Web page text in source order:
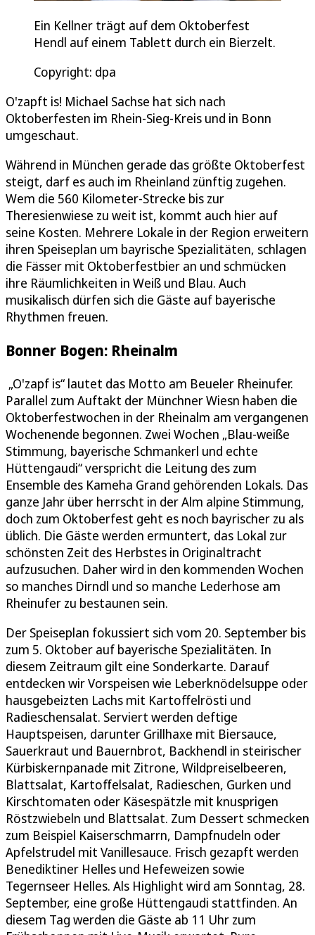
Ein Kellner trägt auf dem Oktoberfest
Hendl auf einem Tablett durch ein Bierzelt.
Copyright: dpa
O'zapft is! Michael Sachse hat sich nach
Oktoberfesten im Rhein-Sieg-Kreis und in Bonn
umgeschaut.
Während in München gerade das größte Oktoberfest
steigt, darf es auch im Rheinland zünftig zugehen.
Wem die 560 Kilometer-Strecke bis zur
Theresienwiese zu weit ist, kommt auch hier auf
seine Kosten. Mehrere Lokale in der Region erweitern
ihren Speiseplan um bayrische Spezialitäten, schlagen
die Fässer mit Oktoberfestbier an und schmücken
ihre Räumlichkeiten in Weiß und Blau. Auch
musikalisch dürfen sich die Gäste auf bayerische
Rhythmen freuen.
Bonner Bogen: Rheinalm
„O'zapf is“ lautet das Motto am Beueler Rheinufer.
Parallel zum Auftakt der Münchner Wiesn haben die
Oktoberfestwochen in der Rheinalm am vergangenen
Wochenende begonnen. Zwei Wochen „Blau-weiße
Stimmung, bayerische Schmankerl und echte
Hüttengaudi“ verspricht die Leitung des zum
Ensemble des Kameha Grand gehörenden Lokals. Das
ganze Jahr über herrscht in der Alm alpine Stimmung,
doch zum Oktoberfest geht es noch bayrischer zu als
üblich. Die Gäste werden ermuntert, das Lokal zur
schönsten Zeit des Herbstes in Originaltracht
aufzusuchen. Daher wird in den kommenden Wochen
so manches Dirndl und so manche Lederhose am
Rheinufer zu bestaunen sein.
Der Speiseplan fokussiert sich vom 20. September bis
zum 5. Oktober auf bayerische Spezialitäten. In
diesem Zeitraum gilt eine Sonderkarte. Darauf
entdecken wir Vorspeisen wie Leberknödelsuppe oder
hausgebeizten Lachs mit Kartoffelrösti und
Radieschensalat. Serviert werden deftige
Hauptspeisen, darunter Grillhaxe mit Biersauce,
Sauerkraut und Bauernbrot, Backhendl in steirischer
Kürbiskernpanade mit Zitrone, Wildpreiselbeeren,
Blattsalat, Kartoffelsalat, Radieschen, Gurken und
Kirschtomaten oder Käsespätzle mit knusprigen
Röstzwiebeln und Blattsalat. Zum Dessert schmecken
zum Beispiel Kaiserschmarrn, Dampfnudeln oder
Apfelstrudel mit Vanillesauce. Frisch gezapft werden
Benediktiner Helles und Hefeweizen sowie
Tegernseer Helles. Als Highlight wird am Sonntag, 28.
September, eine große Hüttengaudi stattfinden. An
diesem Tag werden die Gäste ab 11 Uhr zum